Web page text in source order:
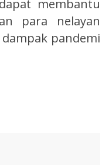
membantu
para nelayan
pandemi